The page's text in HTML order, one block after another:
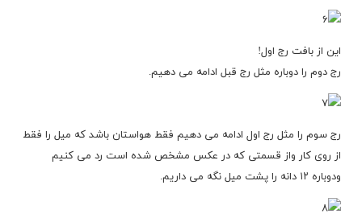
این از بافت رج اول!
رج دوم را دوباره مثل رج قبل ادامه می دهیم.
رج سوم را مثل رج اول ادامه می دهیم فقط هواستان باشد که میل را فقط
از روی کار واز قسمتی که در عکس مشخص شده است رد می کنیم
ودوباره ۱۲ دانه را پشت میل نگه می داریم.